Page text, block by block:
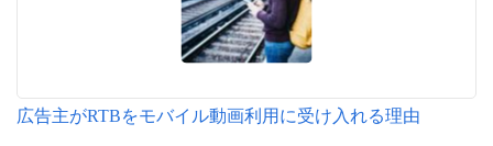
広告主がRTBをモバイル動画利用に受け入れる理由